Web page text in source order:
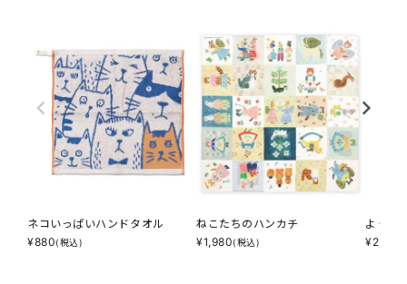
ネコいっぱいハンドタオル
¥880(税込)
ねこたちのハンカチ
¥1,980(税込)
よく見
¥2,200